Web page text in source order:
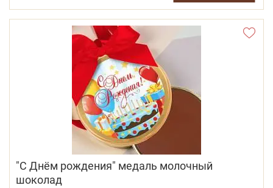
"С Днём рождения" медаль молочный
шоколад